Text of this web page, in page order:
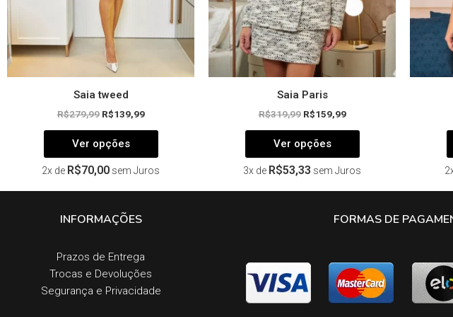
Saia tweed
R$279,99 R$139,99
Ver opções
página
do
produto
2x de R$70,00 sem Juros
Saia Paris
R$319,99 R$159,99
Ver opções
na
página
do
produto
3x de R$53,33 sem Juros
INFORMAÇÕES
Prazos de Entrega​
Trocas e Devoluções​
Segurança e Privacidade
FORMAS DE